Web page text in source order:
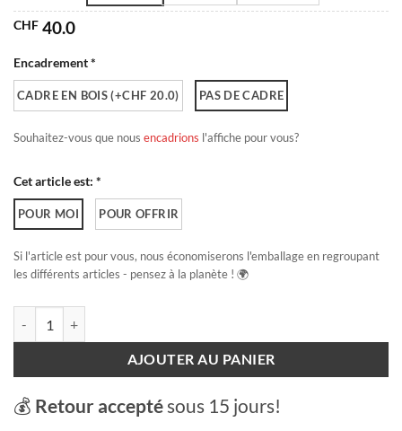
CHF 40.0
Encadrement *
CADRE EN BOIS (+CHF 20.0) PAS DE CADRE
Souhaitez-vous que nous encadrions l'affiche pour vous?
Cet article est: *
POUR MOI POUR OFFRIR
Si l'article est pour vous, nous économiserons l'emballage en regroupant
les différents articles - pensez à la planète ! 🌍
AJOUTER AU PANIER
💰 Retour acceptésous 15 jours!